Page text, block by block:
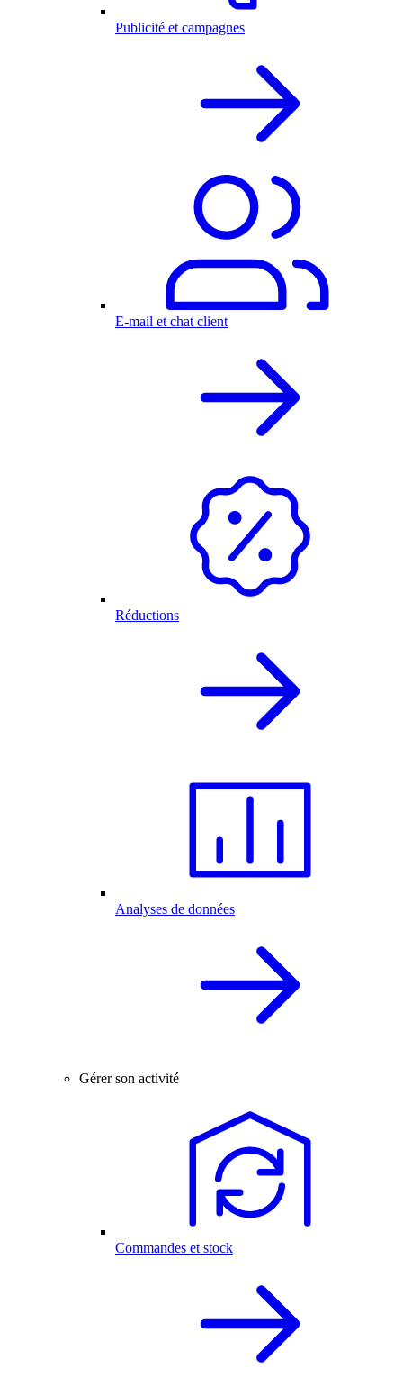
Publicité et campagnes
E-mail et chat client
Réductions
Analyses de données
Gérer son activité
Commandes et stock